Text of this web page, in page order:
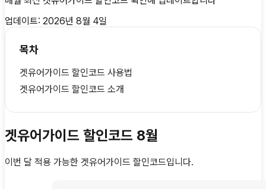
업데이트: 2026년 8월 4일
목차
겟유어가이드 할인코드 사용법
겟유어가이드 할인코드 소개
겟유어가이드 할인코드 8월
이번 달 적용 가능한 겟유어가이드 할인코드입니다.